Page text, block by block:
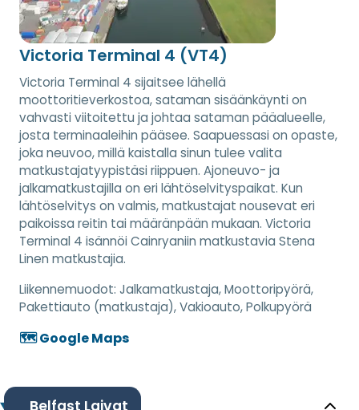
Victoria Terminal 4 (VT4)
Victoria Terminal 4 sijaitsee lähellä
moottoritieverkostoa, sataman sisäänkäynti on
vahvasti viitoitettu ja johtaa sataman pääalueelle,
josta terminaaleihin pääsee. Saapuessasi on opaste,
joka neuvoo, millä kaistalla sinun tulee valita
matkustajatyypistäsi riippuen. Ajoneuvo- ja
jalkamatkustajilla on eri lähtöselvityspaikat. Kun
lähtöselvitys on valmis, matkustajat nousevat eri
paikoissa reitin tai määränpään mukaan. Victoria
Terminal 4 isännöi Cainryaniin matkustavia Stena
Linen matkustajia.
Liikennemuodot: Jalkamatkustaja, Moottoripyörä,
Pakettiauto (matkustaja), Vakioauto, Polkupyörä
🗺️ Google Maps
Belfast Laivat